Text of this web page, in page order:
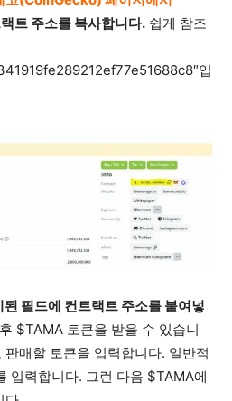
트 주소를 복사합니다. 쉽게 참조
입
필드에 컨트랙트 주소를 붙여넣
$TAMA 토큰을 받을 수 있습니
매할 토큰을 입력합니다. 일반적
입력합니다. 그런 다음 $TAMA에